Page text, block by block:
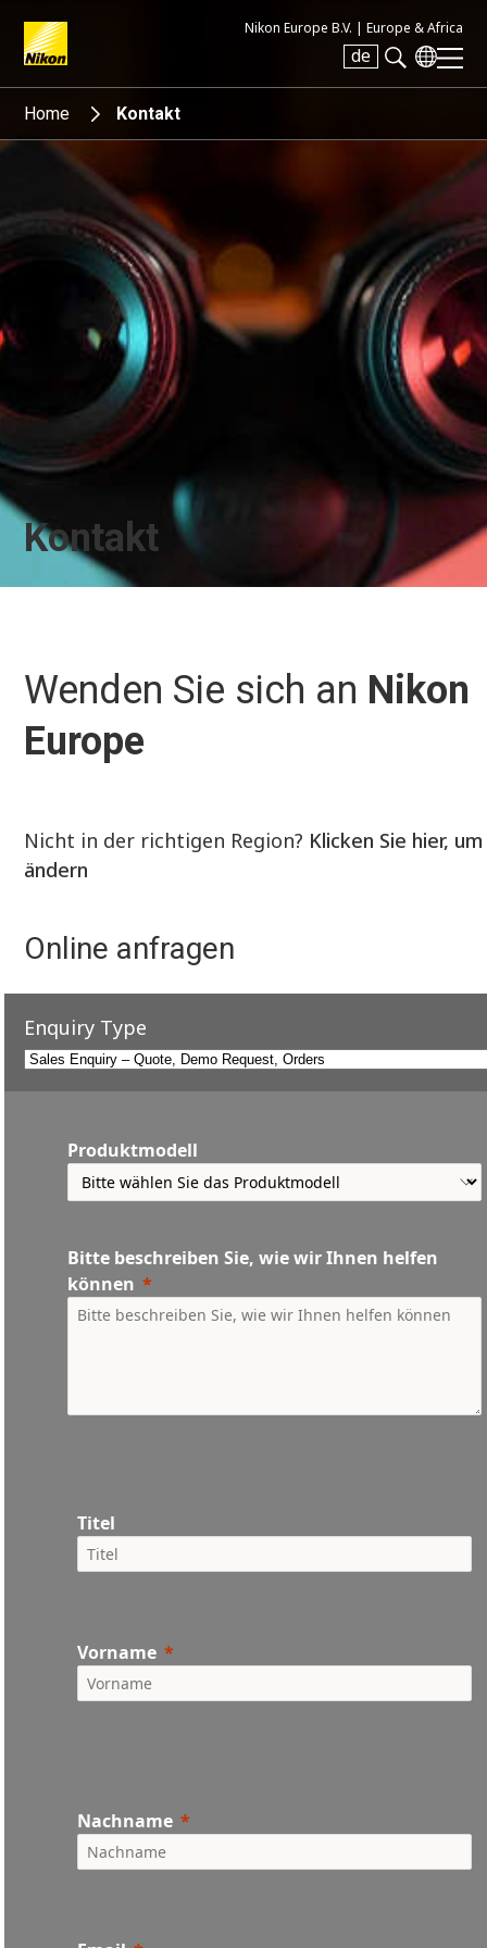
Nikon Europe B.V. | Europe & Africa
de
Search keyword(s)
Home Kontakt
Kontakt
Wenden Sie sich an Nikon
Europe
Nicht in der richtigen Region? Klicken Sie hier,
ändern
Online anfragen
Enquiry Type
Produktmodell
Bitte beschreiben Sie, wie wir Ihnen helfen
können
Titel
Vorname
Nachname